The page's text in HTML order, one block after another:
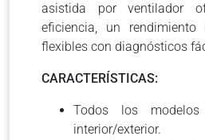
asistida por ventilador
eficiencia, un
flexibles con diagnósticos
CARACTERÍSTICAS:
Todos los
interior/exterior.